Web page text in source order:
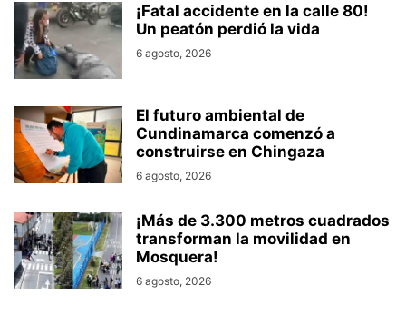
¡Fatal accidente en la calle 80!
Un peatón perdió la vida
6 agosto, 2026
El futuro ambiental de
Cundinamarca comenzó a
construirse en Chingaza
6 agosto, 2026
¡Más de 3.300 metros cuadrados
transforman la movilidad en
Mosquera!
6 agosto, 2026